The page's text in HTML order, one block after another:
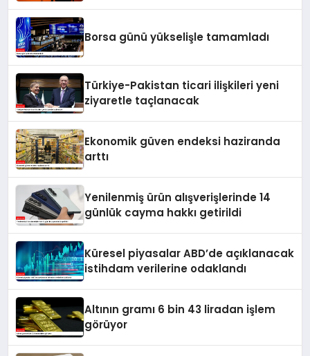
Borsa günü yükselişle tamamladı
Türkiye-Pakistan ticari ilişkileri yeni
ziyaretle taçlanacak
Ekonomik güven endeksi haziranda
arttı
Yenilenmiş ürün alışverişlerinde 14
günlük cayma hakkı getirildi
Küresel piyasalar ABD’de açıklanacak
istihdam verilerine odaklandı
Altının gramı 6 bin 43 liradan işlem
görüyor